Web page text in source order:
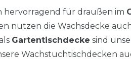
hervorragend für draußen im
nutzen die Wachsdecke
Gartentischdecke sind
Wachstuchtischdecken